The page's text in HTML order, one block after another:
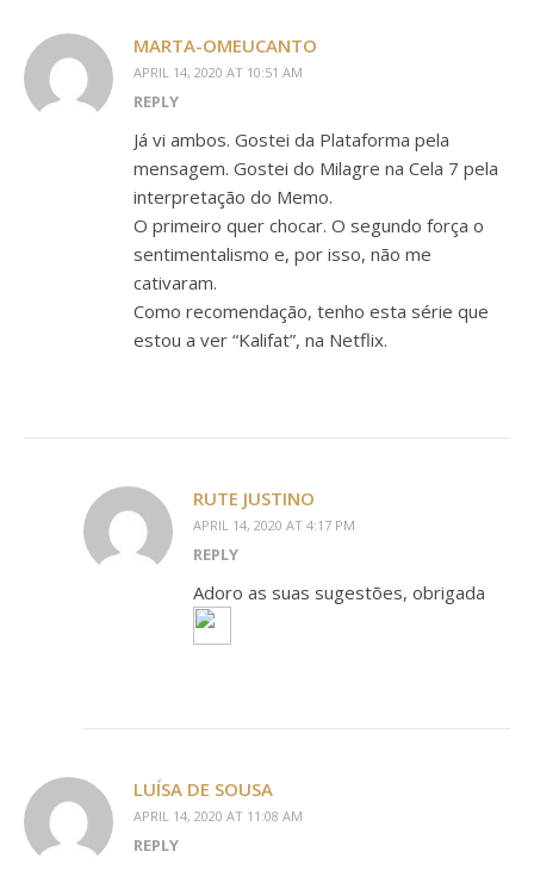
MARTA-OMEUCANTO
APRIL 14, 2020 AT 10:51 AM
REPLY
Já vi ambos. Gostei da Plataforma pela
mensagem. Gostei do Milagre na Cela 7 pela
interpretação do Memo.
O primeiro quer chocar. O segundo força o
sentimentalismo e, por isso, não me
cativaram.
Como recomendação, tenho esta série que
estou a ver “Kalifat”, na Netflix.
RUTE JUSTINO
APRIL 14, 2020 AT 4:17 PM
REPLY
Adoro as suas sugestões, obrigada
LUÍSA DE SOUSA
APRIL 14, 2020 AT 11:08 AM
REPLY